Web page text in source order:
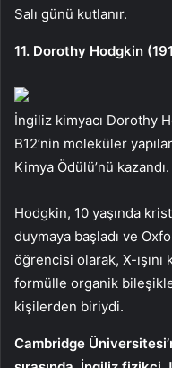
Salı günü kutlanır.
11. Dorothy Hodgkin
İngiliz kimyacı Dorothy
B12’nin moleküler
Kimya Ödülü’nü kazandı.
Hodgkin, 10 yaşında
duymaya başladı ve
öğrencisi olarak, X-
formülle organik
kişilerden biriydi.
Cambridge